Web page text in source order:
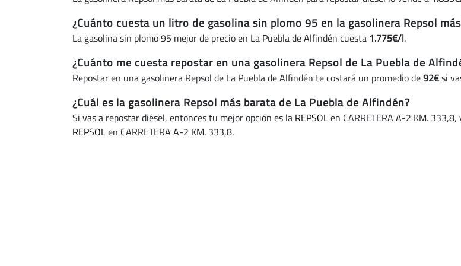
¿Cuánto cuesta un litro de gasolina sin plomo 95 en la gasolinera Repsol
La gasolina sin plomo 95 mejor de precio en La Puebla de Alfindén cuesta 1.775€/l.
¿Cuánto me cuesta repostar en una gasolinera Repsol de La Puebla de
Repostar en una gasolinera Repsol de La Puebla de Alfindén te costará un promedio de92€si
¿Cuál es la gasolinera Repsol más barata de La Puebla de Alfindén?
Si vas a repostar diésel, entonces tu mejor opción es la REPSOLen CARRETERA A-2 KM.
REPSOLen CARRETERA A-2 KM. 333,8.